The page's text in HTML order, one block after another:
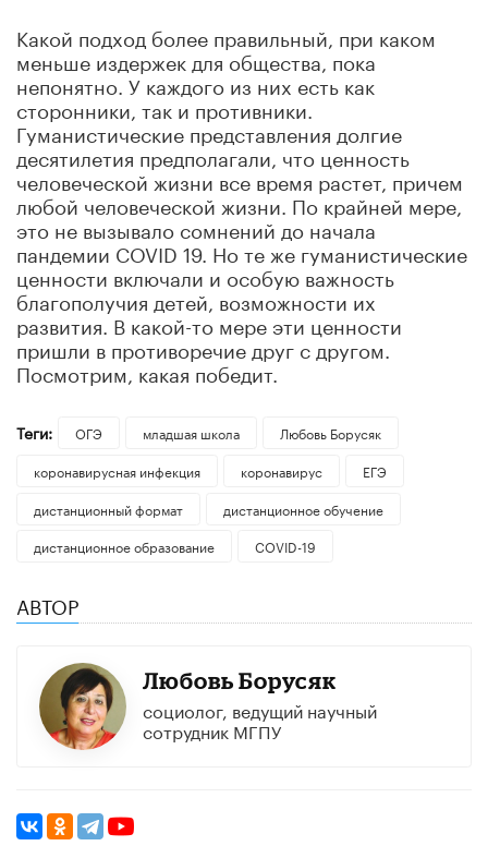
Какой подход более правильный, при каком
меньше издержек для общества, пока
непонятно. У каждого из них есть как
сторонники, так и противники.
Гуманистические представления долгие
десятилетия предполагали, что ценность
человеческой жизни все время растет, причем
любой человеческой жизни. По крайней мере,
это не вызывало сомнений до начала
пандемии COVID 19. Но те же гуманистические
ценности включали и особую важность
благополучия детей, возможности их
развития. В какой-то мере эти ценности
пришли в противоречие друг с другом.
Посмотрим, какая победит.
Теги: ОГЭ младшая школа
Любовь Борусяк
коронавирусная инфекция
коронавирус
ЕГЭ
дистанционный формат
дистанционное обучение
дистанционное образование
COVID-19
АВТОР
Любовь Борусяк
социолог, ведущий научный
сотрудник МГПУ